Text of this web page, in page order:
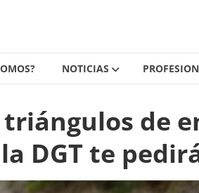
NOTICIAS
de
DGT te